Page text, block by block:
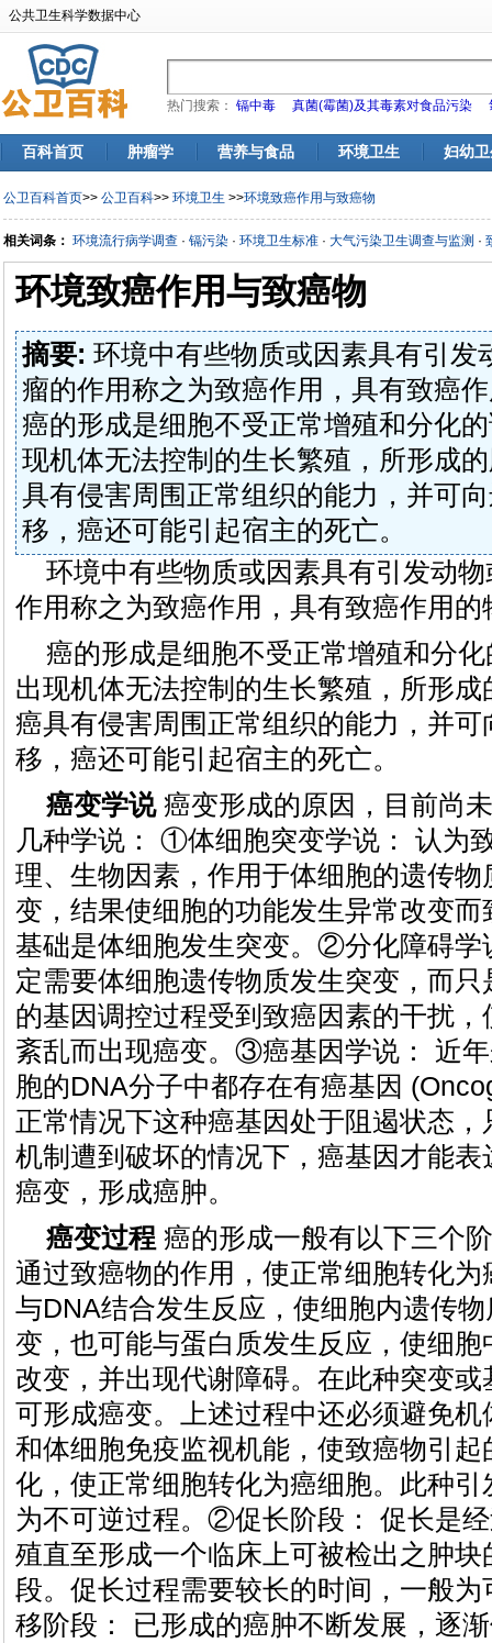
公共卫生科学数据中心
热门搜索： 镉中毒 真菌(霉菌)及其毒素对食品污染
百科首页 肿瘤学 营养与食品 环境卫生 妇幼
公卫百科首页>> 公卫百科>> 环境卫生 >>环境致癌作用与致癌物
相关词条： 环境流行病学调查 · 镉污染 · 环境卫生标准 · 大气污染卫生调查与监测 ·
环境致癌作用与致癌物
摘要: 环境中有些物质或因素具有引发
瘤的作用称之为致癌作用，具有致癌
癌的形成是细胞不受正常增殖和分化
现机体无法控制的生长繁殖，所形成
具有侵害周围正常组织的能力，并可
移，癌还可能引起宿主的死亡。
环境中有些物质或因素具有引发动
作用称之为致癌作用，具有致癌作用
癌的形成是细胞不受正常增殖和分
出现机体无法控制的生长繁殖，所形
癌具有侵害周围正常组织的能力，并
移，癌还可能引起宿主的死亡。
癌变学说癌变形成的原因，目前尚
几种学说： ①体细胞突变学说： 认为
理、生物因素，作用于体细胞的遗传
变，结果使细胞的功能发生异常改变
基础是体细胞发生突变。②分化障碍学
定需要体细胞遗传物质发生突变，而
的基因调控过程受到致癌因素的干扰
紊乱而出现癌变。③癌基因学说： 近
胞的DNA分子中都存在有癌基因
正常情况下这种癌基因处于阻遏状态
机制遭到破坏的情况下，癌基因才能
癌变，形成癌肿。
癌变过程 癌的形成一般有以下三个
通过致癌物的作用，使正常细胞转化
与DNA结合发生反应，使细胞内遗传
变，也可能与蛋白质发生反应，使细
改变，并出现代谢障碍。在此种突变
可形成癌变。上述过程中还必须避免
和体细胞免疫监视机能，使致癌物引
化，使正常细胞转化为癌细胞。此种
为不可逆过程。②促长阶段： 促长是
殖直至形成一个临床上可被检出之肿
段。促长过程需要较长的时间，一般
移阶段： 已形成的癌肿不断发展，逐